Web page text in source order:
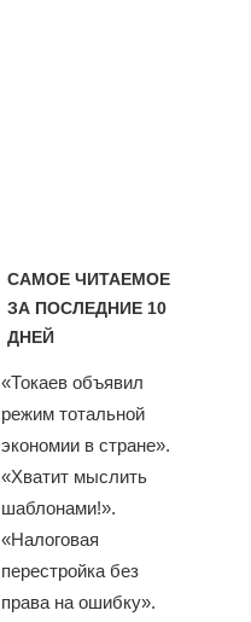
САМОЕ ЧИТАЕМОЕ
ЗА ПОСЛЕДНИЕ 10
ДНЕЙ
«Токаев объявил
режим тотальной
экономии в стране».
«Хватит мыслить
шаблонами!».
«Налоговая
перестройка без
права на ошибку».